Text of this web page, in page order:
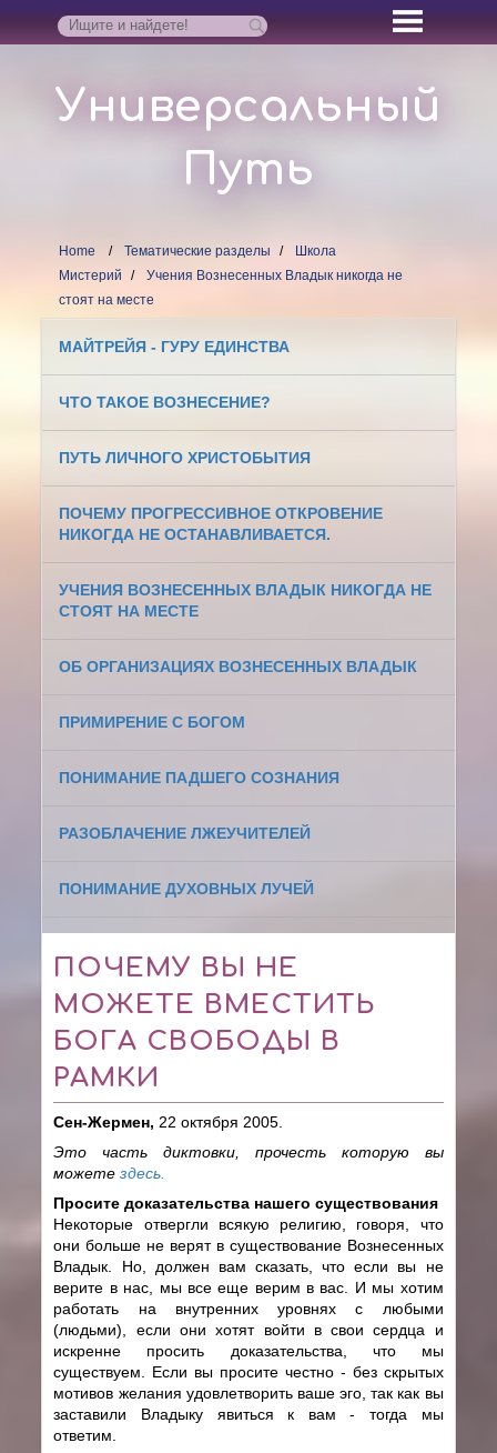
Универсальный
Путь
Home Тематические разделы
Школа
Мистерий
Учения Вознесенных Владык никогда не
стоят на месте
МАЙТРЕЙЯ - ГУРУ ЕДИНСТВА
ЧТО ТАКОЕ ВОЗНЕСЕНИЕ?
ПУТЬ ЛИЧНОГО ХРИСТОБЫТИЯ
ПОЧЕМУ ПРОГРЕССИВНОЕ ОТКРОВЕНИЕ
НИКОГДА НЕ ОСТАНАВЛИВАЕТСЯ.
УЧЕНИЯ ВОЗНЕСЕННЫХ ВЛАДЫК НИКОГДА НЕ
СТОЯТ НА МЕСТЕ
ОБ ОРГАНИЗАЦИЯХ ВОЗНЕСЕННЫХ ВЛАДЫК
ПРИМИРЕНИЕ С БОГОМ
ПОНИМАНИЕ ПАДШЕГО СОЗНАНИЯ
РАЗОБЛАЧЕНИЕ ЛЖЕУЧИТЕЛЕЙ
ПОНИМАНИЕ ДУХОВНЫХ ЛУЧЕЙ
ПОЧЕМУ ВЫ НЕ
МОЖЕТЕ ВМЕСТИТЬ
БОГА СВОБОДЫ В
РАМКИ
Сен-Жермен, 22 октября 2005.
Это часть диктовки, прочесть которую вы
можетездесь.
Просите доказательства нашего существования
Некоторые отвергли всякую религию, говоря, что
они больше не верят в существование Вознесенных
Владык. Но, должен вам сказать, что если вы не
верите в нас, мы все еще верим в вас. И мы хотим
работать на внутренних уровнях с любыми
(людьми), если они хотят войти в свои сердца и
искренне просить доказательства, что мы
существуем. Если вы просите честно - без скрытых
мотивов желания удовлетворить ваше эго, так как вы
заставили Владыку явиться к вам - тогда мы
ответим.